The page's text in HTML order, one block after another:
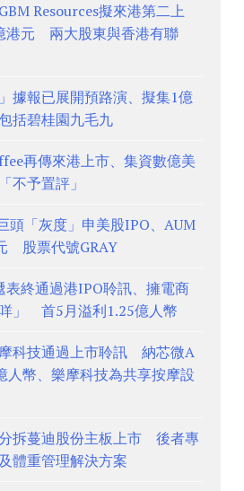
Resources擬來港第二上
港元 兩大股東與香港有聯
據報已展開預路演、擬集1億
括碧桂園九毛九
再傳來港上市、集資數億美
予置評」
頭「灰度」申美股IPO、AUM
股票代號GRAY
表終通過港IPO聆訊、擁電商
」 首5月溢利1.25億人幣
科技通過上市聆訊 納芯微A
人幣、樂摩科技為共享按摩設
拆蔓迪股份主板上市 後者專
體重管理解決方案